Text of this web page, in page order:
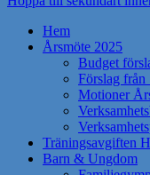
Hem
Årsmöte 2025
Budget
Förslag från
Motioner
Träningsavgiften
Barn & Ungdom